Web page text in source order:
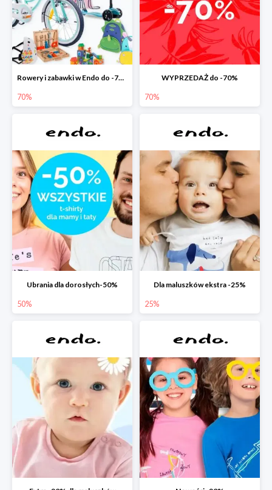
Rowery i zabawki w Endo do -70%
70%
WYPRZEDAŻ do -70%
70%
Ubrania dla dorosłych-50%
50%
Dla maluszków ekstra -25%
25%